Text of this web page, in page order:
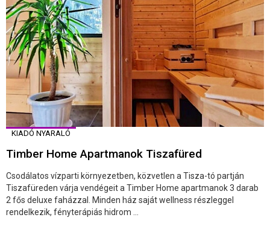
KIADÓ NYARALÓ
Timber Home Apartmanok Tiszafüred
Csodálatos vízparti környezetben, közvetlen a Tisza-tó partján
Tiszafüreden várja vendégeit a Timber Home apartmanok 3 darab
2 fős deluxe faházzal. Minden ház saját wellness részleggel
rendelkezik, fényterápiás hidrom ...